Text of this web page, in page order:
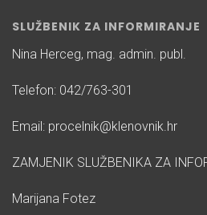
SLUŽBENIK ZA INFORMIRANJE
Nina Herceg, mag. admin. publ.
Telefon: 042/763-301
Email: procelnik@klenovnik.hr
ZAMJENIK SLUŽBENIKA ZA
Marijana Fotez